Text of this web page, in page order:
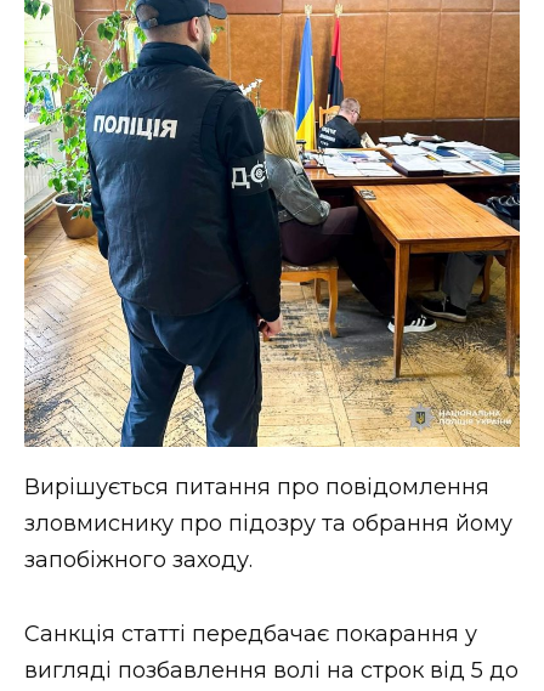
Вирішується питання про повідомлення
зловмиснику про підозру та обрання йому
запобіжного заходу.
Санкція статті передбачає покарання у
вигляді позбавлення волі на строк від 5 до